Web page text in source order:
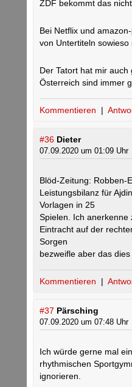
ZDF bekommt das
Bei Netflix und
von Untertiteln sowieso
Der Tatort hat mir auch
Österreich sind immer
Kommentieren |
#36 Dieter
07.09.2020 um 01:09 Uhr
Blöd-Zeitung: Robben-
Leistungsbilanz für
Vorlagen in 25
Spielen. Ich anerkenne
Eintracht auf der
Sorgen
bezweifle aber das
Kommentieren |
#37 Pärsching
07.09.2020 um 07:48 Uhr
Ich würde gerne mal
rhythmischen
ignorieren.